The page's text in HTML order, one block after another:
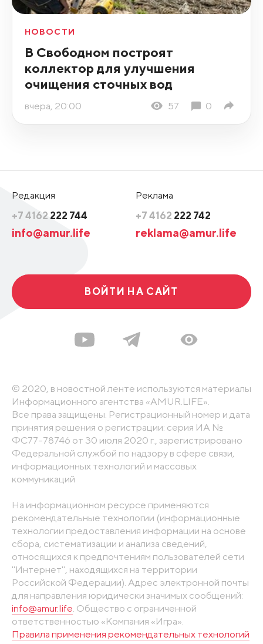
НОВОСТИ
В Свободном построят
коллектор для улучшения
очищения сточных вод
вчера, 20:00 57 0
Редакция
+7 4162 222 744
info@amur.life
Реклама
+7 4162 222 742
reklama@amur.life
ВОЙТИ НА САЙТ
© 2020, в новостной ленте используются материалы
Информационного агентства «AMUR.LIFE».
Все права защищены. Регистрационный номер и дата
принятия решения о регистрации: серия ИА №
ФС77-78746 от 30 июля 2020 г., зарегистрировано
Федеральной службой по надзору в сфере связи,
информационных технологий и массовых
коммуникаций
На информационном ресурсе применяются
рекомендательные технологии (информационные
технологии предоставления информации на основе
сбора, систематизации и анализа сведений,
относящихся к предпочтениям пользователей сети
"Интернет", находящихся на территории
Российской Федерации). Адрес электронной почты
для направления юридически значимых сообщений:
info@amur.life. Общество с ограниченной
ответственностью «Компания «Игра».
Правила применения рекомендательных технологий